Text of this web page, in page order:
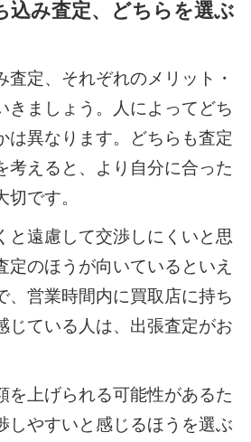
込み査定、どちらを選ぶ
査定、それぞれのメリット・
きましょう。人によってどち
は異なります。どちらも査定
考えると、より自分に合った
です。
と遠慮して交渉しにくいと思
定のほうが向いているといえ
、営業時間内に買取店に持ち
じている人は、出張査定がお
を上げられる可能性があるた
しやすいと感じるほうを選ぶ